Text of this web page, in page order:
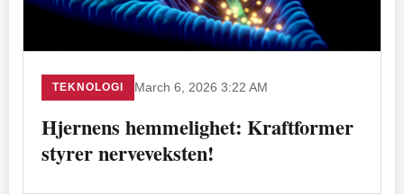
TEKNOLOGI March 6, 2026 3:22 AM
Hjernens hemmelighet: Kraftformer
styrer nerveveksten!